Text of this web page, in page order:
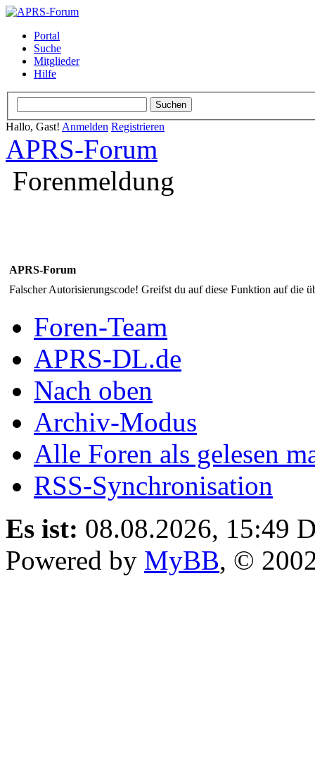
Portal
Suche
Mitglieder
Hilfe
Hallo, Gast! Anmelden Registrieren
APRS-Forum
Forenmeldung
APRS-Forum
Falscher Autorisierungscode! Greifst du auf diese Funktion auf die
Foren-Team
APRS-DL.de
Nach oben
Archiv-Modus
Alle Foren als gelesen
RSS-Synchronisation
Es ist: 08.08.2026, 15:49
Powered by MyBB, ©